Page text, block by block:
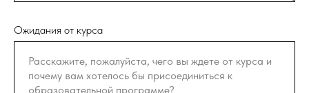
Ожидания от курса